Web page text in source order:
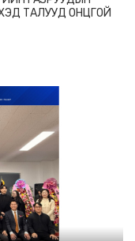
ТАЛУУД ОНЦГОЙ